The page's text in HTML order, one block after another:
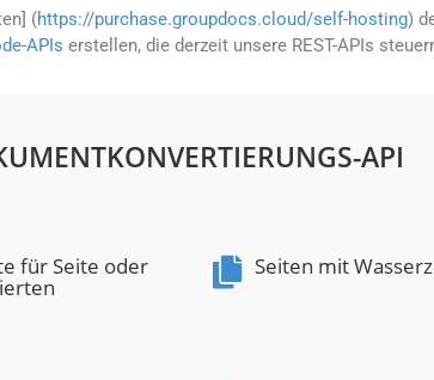
(https://purchase.groupdocs.cloud/self-hosting)
APIs erstellen, die derzeit unsere REST-APIs
API
für Seite oder Seiten mit